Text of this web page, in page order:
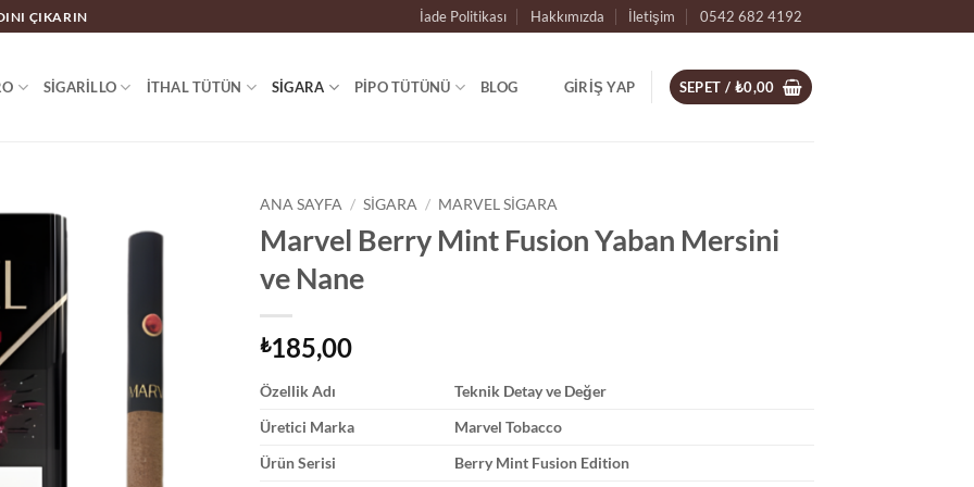
ÇIKARIN İade Politikası Hakkımızda İletişim 0542 682 4192
SIGARILLO İTHAL TÜTÜN SIGARA PIPO TÜTÜNÜ BLOG GIRIŞ YAP SEPET / ₺0,00
ANA SAYFA / SIGARA / MARVEL SIGARA
Marvel Berry Mint Fusion Yaban Mersini
ve Nane
₺185,00
Özellik Adı
Teknik Detay ve Değer
Üretici Marka
Marvel Tobacco
Ürün Serisi
Berry Mint Fusion Edition